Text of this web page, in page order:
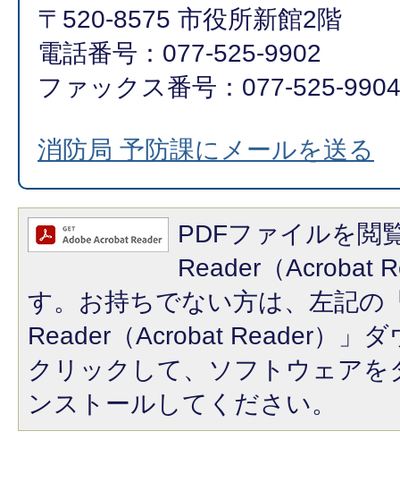
〒520-8575 市役所新館2階
電話番号：077-525-9902
ファックス番号：077-525-9904
消防局 予防課にメールを送る
PDFファイルを閲
Reader（Acrobat
す。お持ちでない方は、左記の
Reader（Acrobat Reader）」
クリックして、ソフトウェア
ンストールしてください。